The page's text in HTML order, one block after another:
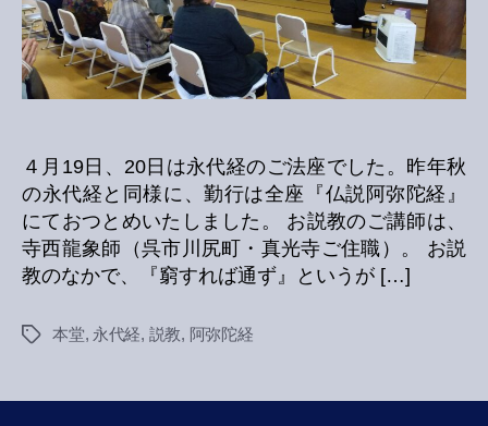
４月19日、20日は永代経のご法座でした。昨年秋
の永代経と同様に、勤行は全座『仏説阿弥陀経』
にておつとめいたしました。 お説教のご講師は、
寺西龍象師（呉市川尻町・真光寺ご住職）。 お説
教のなかで、『窮すれば通ず』というが […]
Tags本堂, 永代経, 説教, 阿弥陀経